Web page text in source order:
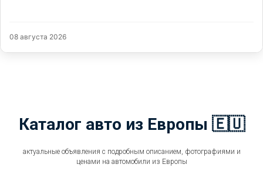
08 августа 2026
Каталог авто из Европы 🇪🇺
актуальные объявления с подробным описанием, фотографиями и
ценами на автомобили из Европы